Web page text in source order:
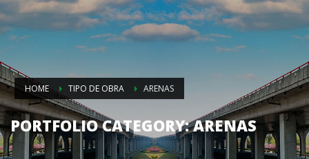
HOME TIPO DE OBRA ARENAS
PORTFOLIO CATEGORY:ARENAS